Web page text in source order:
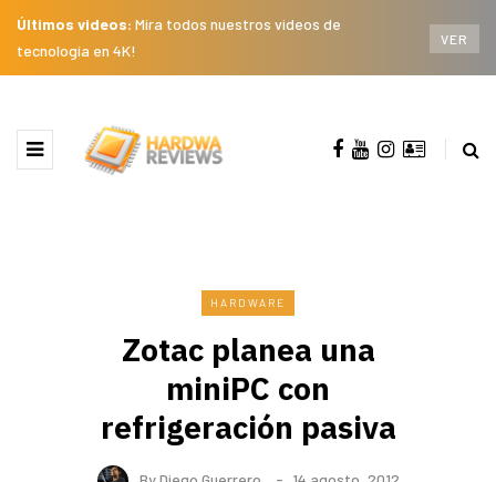
Últimos videos: Mira todos nuestros videos de
tecnología en 4K!
VER
HARDWARE
Zotac planea una
miniPC con
refrigeración pasiva